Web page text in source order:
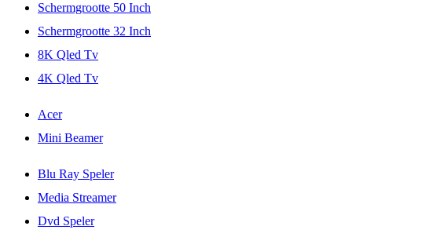
Schermgrootte 50 Inch
Schermgrootte 32 Inch
8K Qled Tv
4K Qled Tv
Acer
Mini Beamer
Blu Ray Speler
Media Streamer
Dvd Speler